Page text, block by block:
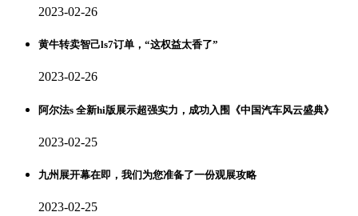
2023-02-26
黄牛转卖智己ls7订单，“这权益太香了”
2023-02-26
阿尔法s 全新hi版展示超强实力，成功入围《中国汽车风云盛典》
2023-02-25
九州展开幕在即，我们为您准备了一份观展攻略
2023-02-25